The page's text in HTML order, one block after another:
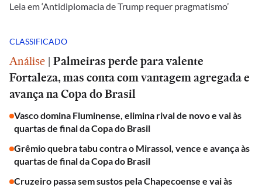
Leia em ‘Antidiplomacia de Trump requer pragmatismo’
CLASSIFICADO
Análise | Palmeiras perde para valente
Fortaleza, mas conta com vantagem agregada e
avança na Copa do Brasil
Vasco domina Fluminense, elimina rival de novo e vai às
quartas de final da Copa do Brasil
Grêmio quebra tabu contra o Mirassol, vence e avança às
quartas de final da Copa do Brasil
Cruzeiro passa sem sustos pela Chapecoense e vai às